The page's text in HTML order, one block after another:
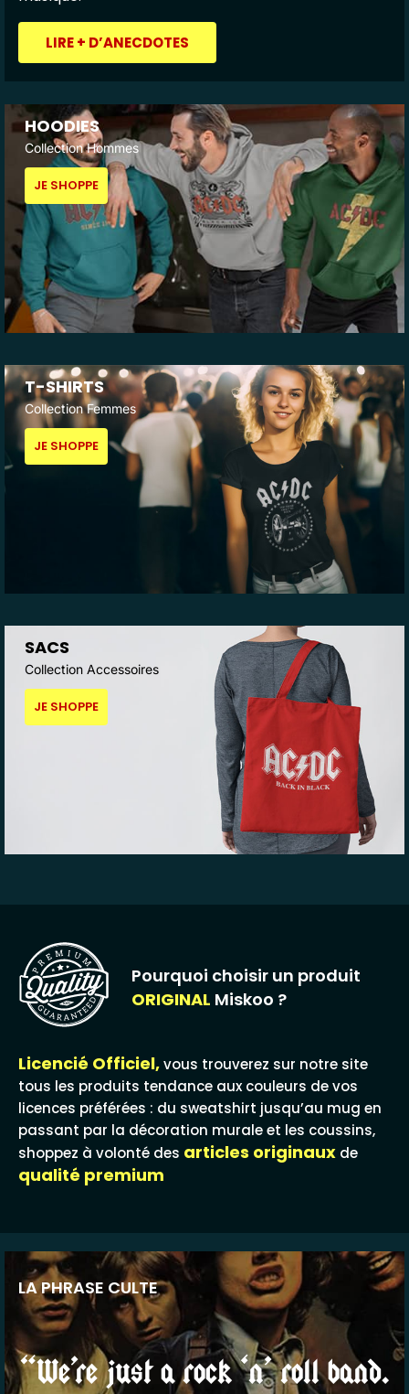
LIRE + D’ANECDOTES
HOODIES
Collection Hommes
JE SHOPPE
T-SHIRTS
Collection Femmes
JE SHOPPE
SACS
Collection Accessoires
JE SHOPPE
Pourquoi choisir un produit
ORIGINAL Miskoo ?
Licencié Officiel,vous trouverez sur notre site
tous les produits tendance aux couleurs de vos
licences préférées : du sweatshirt jusqu’au mug en
passant par la décoration murale et les coussins,
shoppez à volonté des articles originaux de
qualité premium
LA PHRASE CULTE
“We’re just a rock ‘n’ roll band.